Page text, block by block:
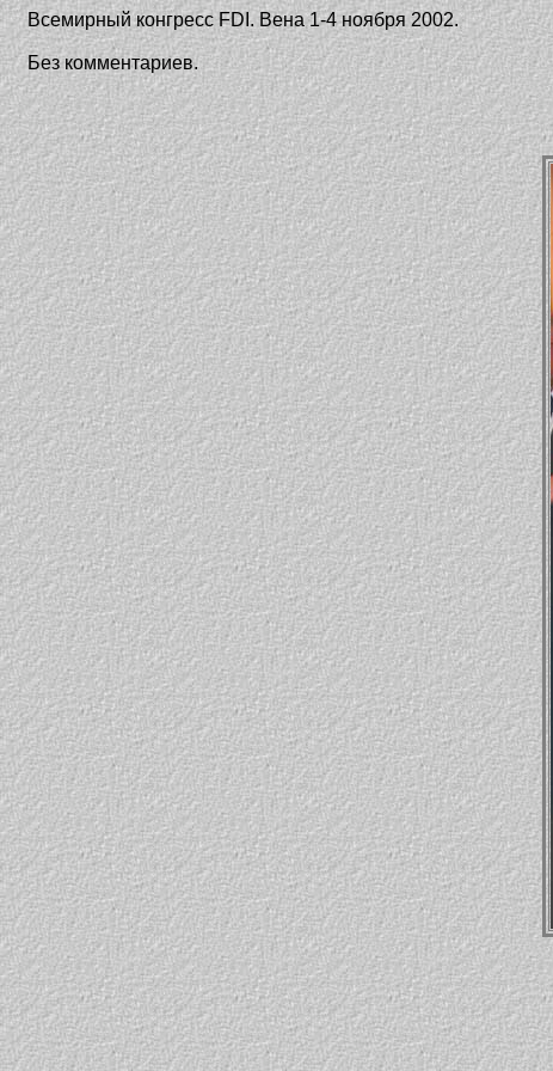
Всемирный конгресс FDI. Вена 1-4 ноября 2002.
Без комментариев.